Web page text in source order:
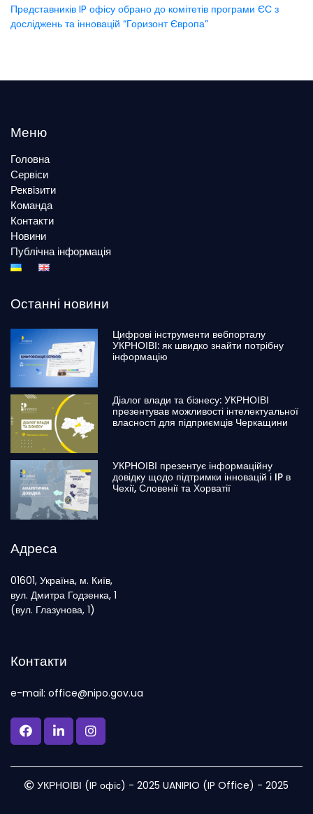
Представників IP офісу обрано до комітетів програми ЄС з
досліджень та інновацій “Горизонт Європа”
Меню
Головна
Сервіси
Реквізити
Команда
Контакти
Новини
Публічна інформація
Останні новини
Цифрові інструменти вебпорталу
УКРНОІВІ: як швидко знайти потрібну
інформацію
Діалог влади та бізнесу: УКРНОІВІ
презентував можливості інтелектуальної
власності для підприємців Черкащини
УКРНОІВІ презентує інформаційну
довідку щодо підтримки інновацій і IP в
Чехії, Словенії та Хорватії
Адреса
01601, Україна, м. Київ,
вул. Дмитра Годзенка, 1
(вул. Глазунова, 1)
Контакти
e-mail: office@nipo.gov.ua
УКРНОІВІ (IP офіс) - 2025 UANIPIO (IP Office) - 2025